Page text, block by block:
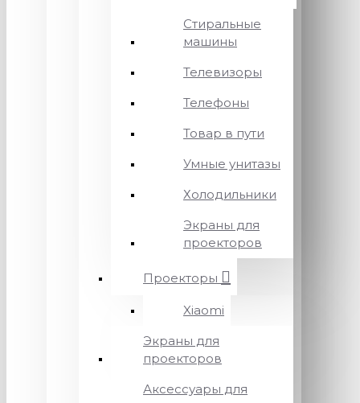
Стиральные
машины
Телевизоры
Телефоны
Товар в пути
Умные унитазы
Холодильники
Экраны для
проекторов
Проекторы
Xiaomi
Экраны для
проекторов
Аксессуары для